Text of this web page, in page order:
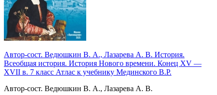
Автор-сост. Ведюшкин В. А., Лазарева А. В. История.
Всеобщая история. История Нового времени. Конец XV —
XVII в. 7 класс Атлас к учебнику Мединского В.Р.
Автор-сост. Ведюшкин В. А., Лазарева А. В.